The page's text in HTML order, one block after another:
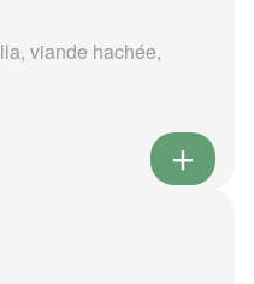
viande hachée,